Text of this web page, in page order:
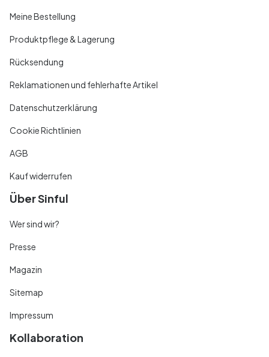
Meine Bestellung
Produktpflege & Lagerung
Rücksendung
Reklamationen und fehlerhafte Artikel
Datenschutzerklärung
Cookie Richtlinien
AGB
Kauf widerrufen
Über Sinful
Wer sind wir?
Presse
Magazin
Sitemap
Impressum
Kollaboration